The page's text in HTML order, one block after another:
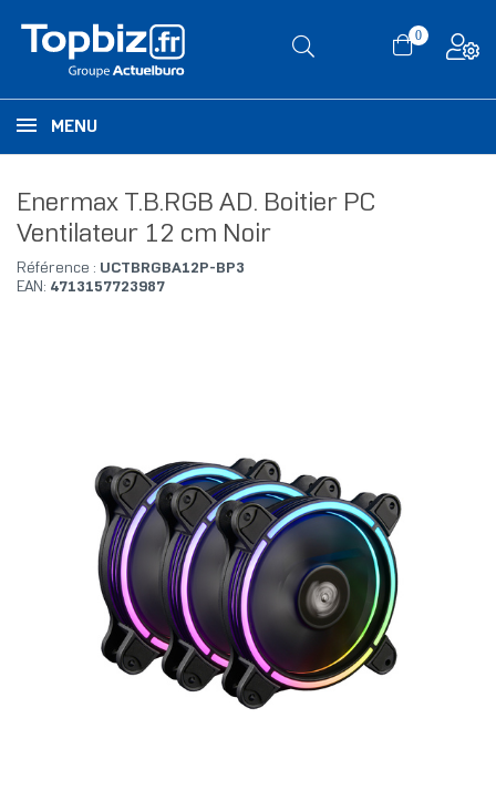
0
MENU
Enermax T.B.RGB AD. Boitier PC
Ventilateur 12 cm Noir
Référence : UCTBRGBA12P-BP3
EAN: 4713157723987